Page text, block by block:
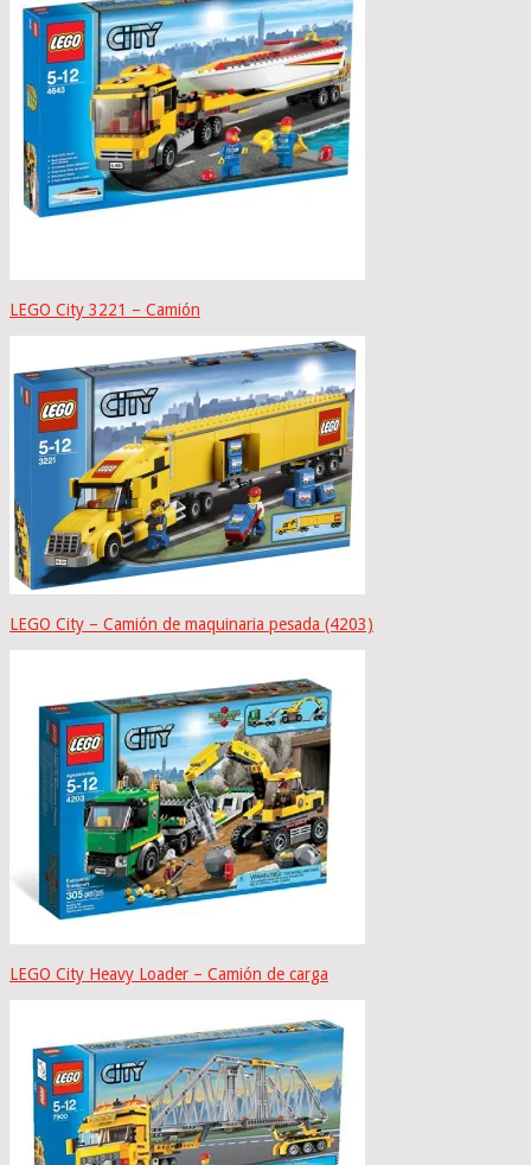
LEGO City 3221 – Camión
LEGO City – Camión de maquinaria pesada (4203)
LEGO City Heavy Loader – Camión de carga